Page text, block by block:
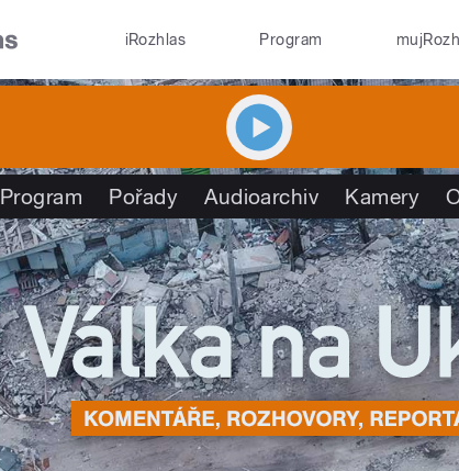
iRozhlas Program
Program Pořady Audioarchiv Kamery